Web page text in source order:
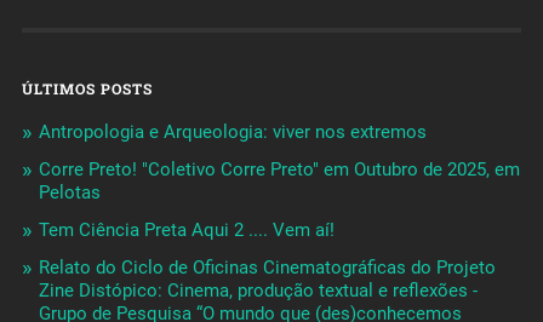
ÚLTIMOS POSTS
Antropologia e Arqueologia: viver nos extremos
Corre Preto! "Coletivo Corre Preto" em Outubro de 2025, em
Pelotas
Tem Ciência Preta Aqui 2 .... Vem aí!
Relato do Ciclo de Oficinas Cinematográficas do Projeto
Zine Distópico: Cinema, produção textual e reflexões -
Grupo de Pesquisa “O mundo que (des)conhecemos